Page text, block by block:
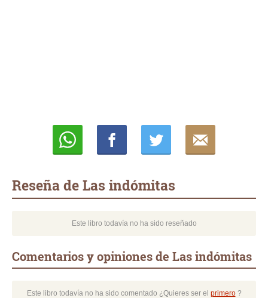
Reseña de Las indómitas
Este libro todavía no ha sido reseñado
Comentarios y opiniones de Las indómitas
Este libro todavía no ha sido comentado ¿Quieres ser el primero?